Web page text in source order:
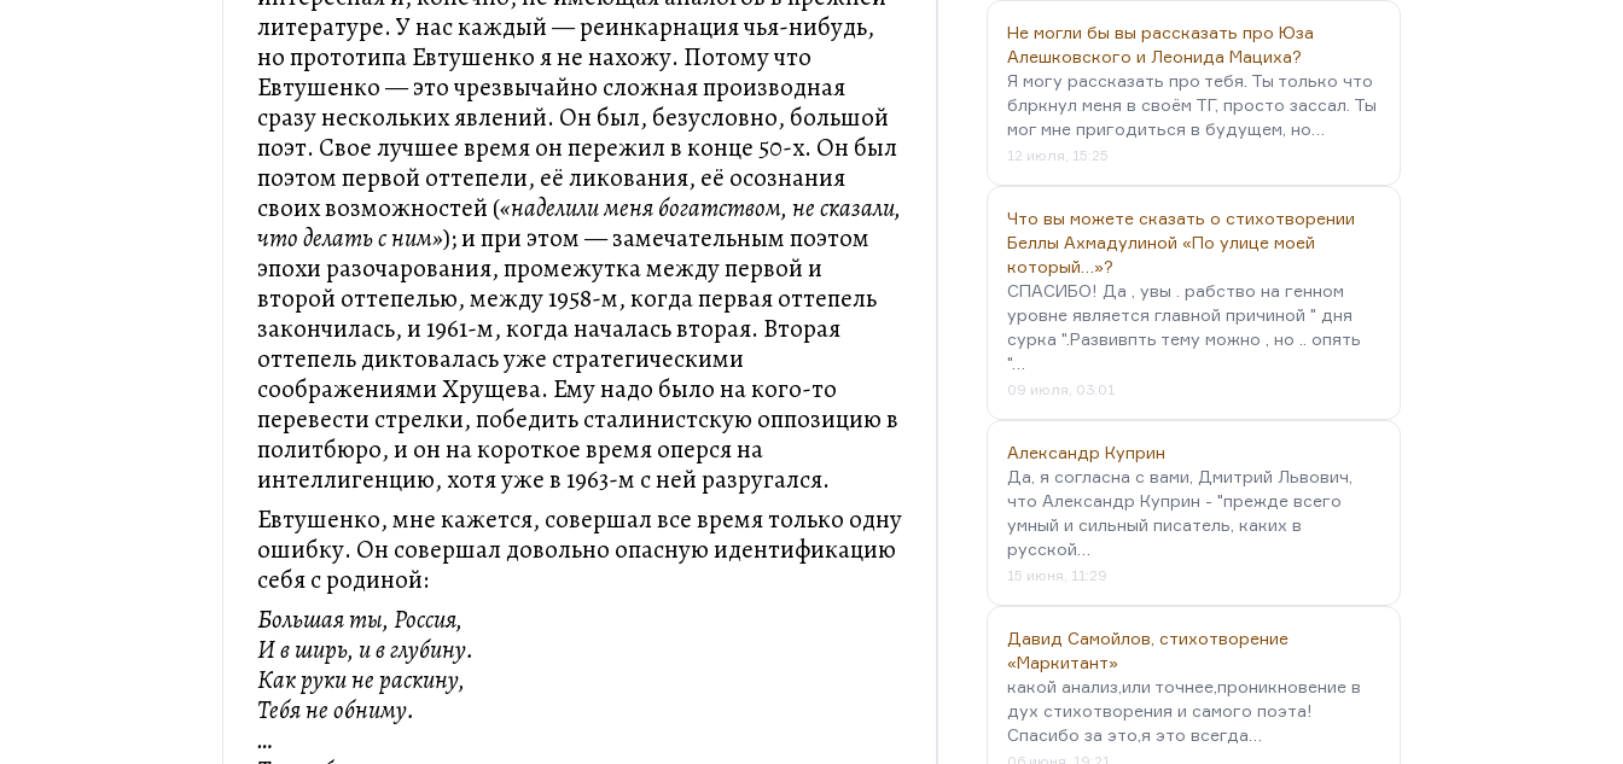
литературе. У нас каждый — реинкарнация чья-нибудь,
но прототипа Евтушенко я не нахожу. Потому что
Евтушенко — это чрезвычайно сложная производная
сразу нескольких явлений. Он был, безусловно, большой
поэт. Свое лучшее время он пережил в конце 50-х. Он был
поэтом первой оттепели, её ликования, её осознания
своих возможностей («наделили меня богатством, не сказали,
что делать с ним»); и при этом — замечательным поэтом
эпохи разочарования, промежутка между первой и
второй оттепелью, между 1958-м, когда первая оттепель
закончилась, и 1961-м, когда началась вторая. Вторая
оттепель диктовалась уже стратегическими
соображениями Хрущева. Ему надо было на кого-то
перевести стрелки, победить сталинистскую оппозицию в
политбюро, и он на короткое время оперся на
интеллигенцию, хотя уже в 1963-м с ней разругался.
Евтушенко, мне кажется, совершал все время только одну
ошибку. Он совершал довольно опасную идентификацию
себя с родиной:
Большая ты, Россия,
И в ширь, и в глубину.
Как руки не раскину,
Тебя не обниму.
…
Не могли бы вы рассказать про Юза
Алешковского и Леонида Мациха?
Я могу рассказать про тебя. Ты только что
блркнул меня в своём ТГ, просто зассал. Ты
мог мне пригодиться в будущем, но…
12 июля, 15:25
Что вы можете сказать о стихотворении
Беллы Ахмадулиной «По улице моей
который…»?
СПАСИБО! Да , увы . рабство на генном
уровне является главной причиной " дня
сурка ".Развивпть тему можно , но .. опять
"…
09 июля, 03:01
Александр Куприн
Да, я согласна с вами, Дмитрий Львович,
что Александр Куприн - "прежде всего
умный и сильный писатель, каких в
русской…
15 июня, 11:29
Давид Самойлов, стихотворение
«Маркитант»
какой анализ,или точнее,проникновение в
дух стихотворения и самого поэта!
Спасибо за это,я это всегда…